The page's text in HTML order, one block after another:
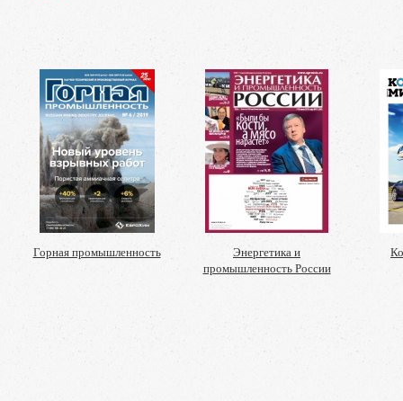
Горная промышленность
Энергетика и
промышленность России